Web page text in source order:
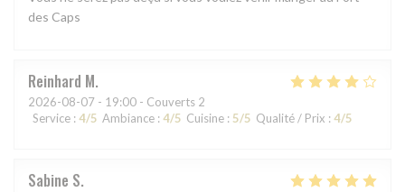
des Caps
Reinhard M
2026-08-07 - 19:00 - Couverts 2
Service : 4/5 Ambiance : 4/5 Cuisine : 5/5 Qualité / Prix : 4/5
Sabine S